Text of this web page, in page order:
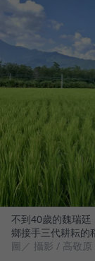
不到40歲的魏瑞廷
鄉接手三代耕耘的
圖／ 攝影 / 高敬原